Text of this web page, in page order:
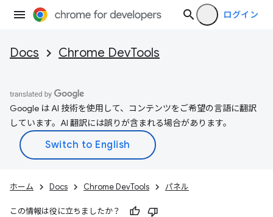
ログイン
Docs Chrome DevTools
Google は AI 技術を使用して、コンテンツをご希望の言語に翻訳
しています。AI 翻訳には誤りが含まれる場合があります。
ホーム Docs Chrome DevTools パネル
この情報は役に立ちましたか？